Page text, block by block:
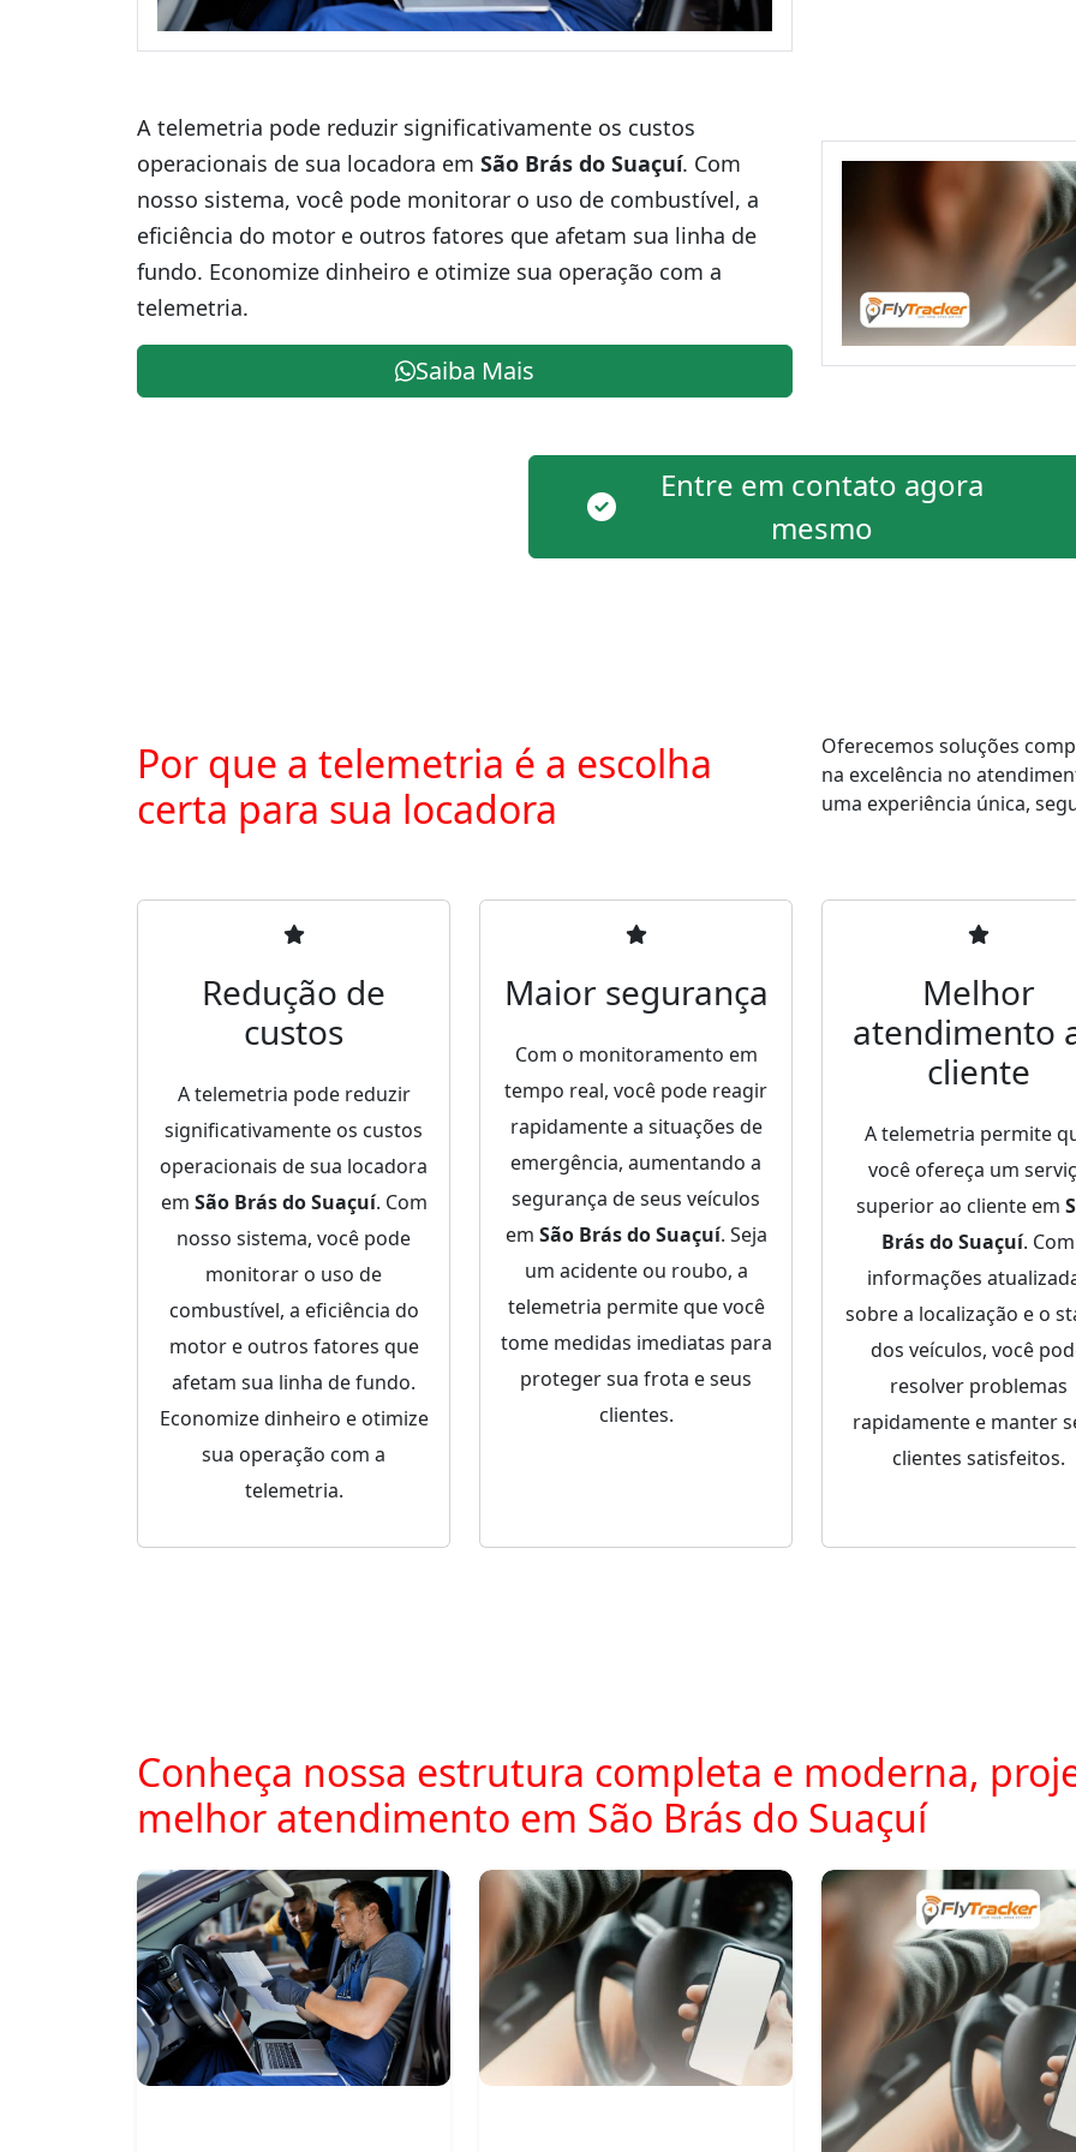
A telemetria pode reduzir significativamente os custos
operacionais de sua locadora em São Brás do Suaçuí. Com
nosso sistema, você pode monitorar o uso de combustível, a
eficiência do motor e outros fatores que afetam sua linha de
fundo. Economize dinheiro e otimize sua operação com a
telemetria.
Saiba Mais
Entre em contato agora
mesmo
Por que a telemetria é a escolha
certa para sua locadora
Oferecemos soluções
na excelência no
uma experiência única,
Redução de
custos
A telemetria pode reduzir
significativamente os custos
operacionais de sua locadora
em São Brás do Suaçuí. Com
nosso sistema, você pode
monitorar o uso de
combustível, a eficiência do
motor e outros fatores que
afetam sua linha de fundo.
Economize dinheiro e otimize
sua operação com a
telemetria.
Maior segurança
Com o monitoramento em
tempo real, você pode reagir
rapidamente a situações de
emergência, aumentando a
segurança de seus veículos
em São Brás do Suaçuí. Seja
um acidente ou roubo, a
telemetria permite que você
tome medidas imediatas para
proteger sua frota e seus
clientes.
Melhor
atendimento
cliente
A telemetria permite
você ofereça um
superior ao cliente em
Brás do Suaçuí. Com
informações
sobre a localização e o
dos veículos, você
resolver problemas
rapidamente e manter
clientes satisfeitos.
Conheça nossa estrutura completa e moderna,
melhor atendimento em São Brás do Suaçuí